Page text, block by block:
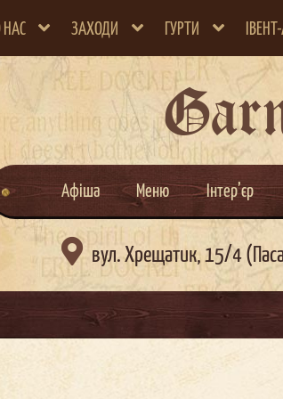
НАС ЗАХОДИ ГУРТИ
Афіша Меню Інтер’єр
 вул. Хрещатик, 15/4